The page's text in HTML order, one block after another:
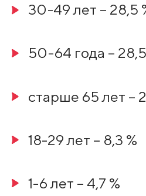
30-49 лет – 28,5
50-64 года –
старше 65 лет –
18-29 лет – 8,3 %
1-6 лет – 4,7 %